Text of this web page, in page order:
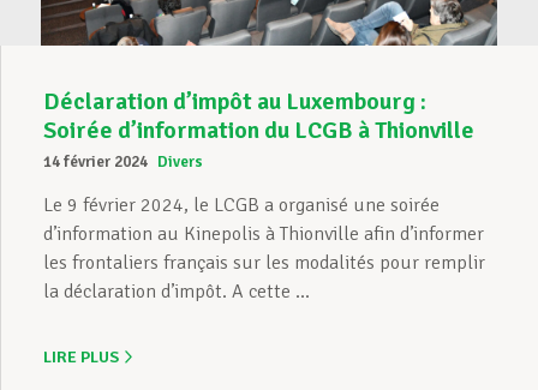
Déclaration d’impôt au Luxembourg :
Soirée d’information du LCGB à Thionville
14 février 2024 Divers
Le 9 février 2024, le LCGB a organisé une soirée
d’information au Kinepolis à Thionville afin d’informer
les frontaliers français sur les modalités pour remplir
la déclaration d’impôt. A cette ...
LIRE PLUS